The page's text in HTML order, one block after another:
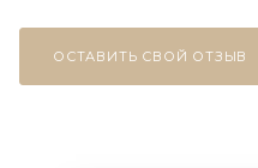
ОСТАВИТЬ СВОЙ ОТЗЫВ